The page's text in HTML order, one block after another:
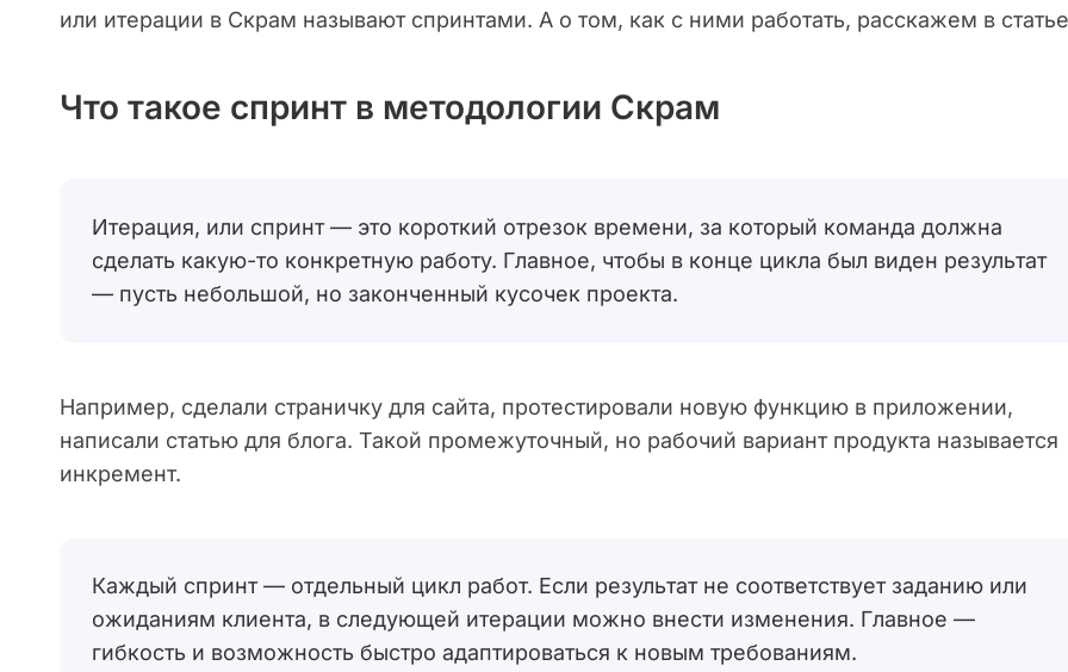
или итерации в Скрам называют спринтами. А о том, как с ними работать, расскажем в
Что такое спринт в методологии Скрам
Итерация, или спринт — это короткий отрезок времени, за который команда должна
сделать какую-то конкретную работу. Главное, чтобы в конце цикла был виден результат
— пусть небольшой, но законченный кусочек проекта.
Например, сделали страничку для сайта, протестировали новую функцию в приложении,
написали статью для блога. Такой промежуточный, но рабочий вариант продукта называется
инкремент.
Каждый спринт — отдельный цикл работ. Если результат не соответствует заданию или
ожиданиям клиента, в следующей итерации можно внести изменения. Главное —
гибкость и возможность быстро адаптироваться к новым требованиям.